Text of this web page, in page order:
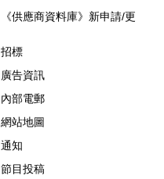
《供應商資料庫》新申請/更
招標
廣告資訊
內部電郵
網站地圖
通知
節目投稿